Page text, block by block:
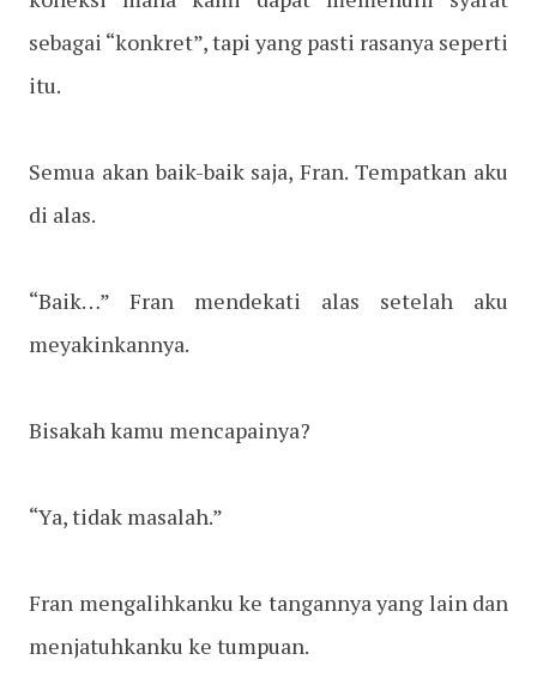
sebagai “konkret”, tapi yang pasti rasanya seperti
itu.
Semua akan baik-baik saja, Fran. Tempatkan aku
di alas.
“Baik…” Fran mendekati alas setelah aku
meyakinkannya.
Bisakah kamu mencapainya?
“Ya, tidak masalah.”
Fran mengalihkanku ke tangannya yang lain dan
menjatuhkanku ke tumpuan.